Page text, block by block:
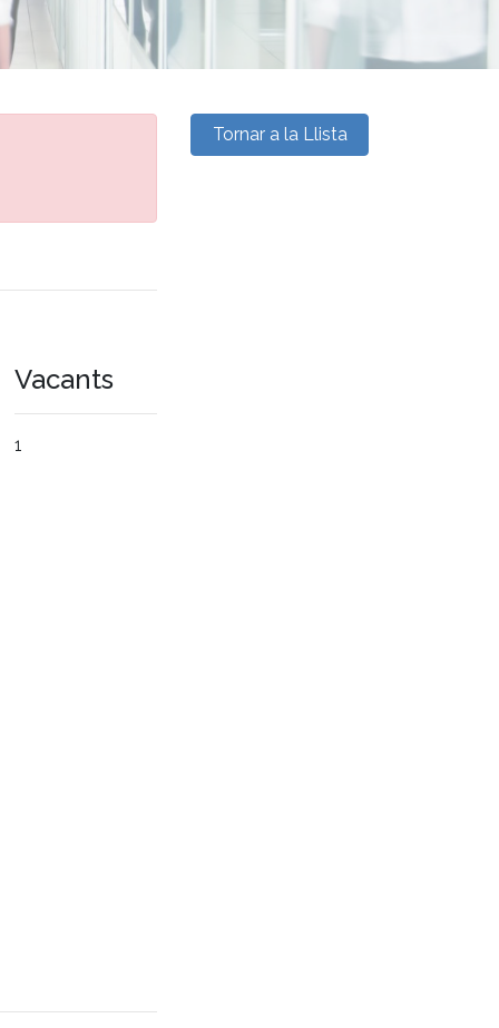
Vacants
1
Tornar a la Llista